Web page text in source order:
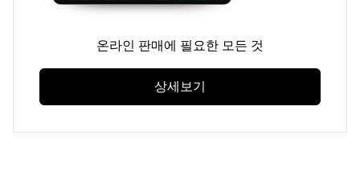
온라인 판매에 필요한 모든 것
상세보기